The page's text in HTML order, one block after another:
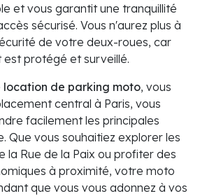
et vous garantit une tranquillité
sécurisé. Vous n'aurez plus à
de votre deux-roues, car
protégé et surveillé.
location de parking moto, vous
central à Paris, vous
facilement les principales
Que vous souhaitiez explorer les
la Rue de la Paix ou profiter des
à proximité, votre moto
que vous vous adonnez à vos